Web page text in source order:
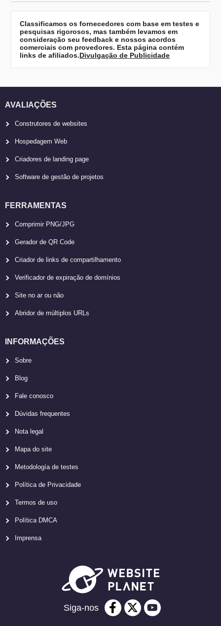
Classificamos os fornecedores com base em testes e
pesquisas rigorosos, mas também levamos em
consideração seu feedback e nossos acordos
comerciais com provedores. Esta página contém
links de afiliados.Divulgação de Publicidade
AVALIAÇÕES
Construtores de websites
Hospedagem Web
Criadores de landing page
Software de gestão de projetos
FERRAMENTAS
Comprimir PNG/JPG
Gerador de QR Code
Criador de links de compartilhamento
Verificador de expiração de domínios
Site no ar ou não
Abridor de múltiplos URLs
INFORMAÇÕES
Sobre
Blog
Fale conosco
Dúvidas frequentes
Nota legal
Mapa do site
Metodología de testes
Política de Privacidade
Termos de uso
Política DMCA
Imprensa
Siga-nos